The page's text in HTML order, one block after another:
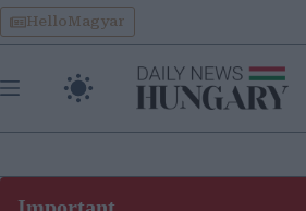
Skip
to
content
HelloMagyar